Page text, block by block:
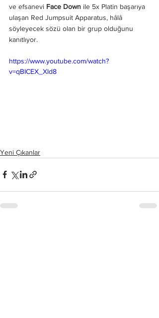
ve efsanevi Face Down ile 5x Platin başarıya
ulaşan Red Jumpsuit Apparatus, hâlâ
söyleyecek sözü olan bir grup olduğunu
kanıtlıyor.
https://www.youtube.com/watch?
v=qBICEX_Xld8
Yeni Çıkanlar